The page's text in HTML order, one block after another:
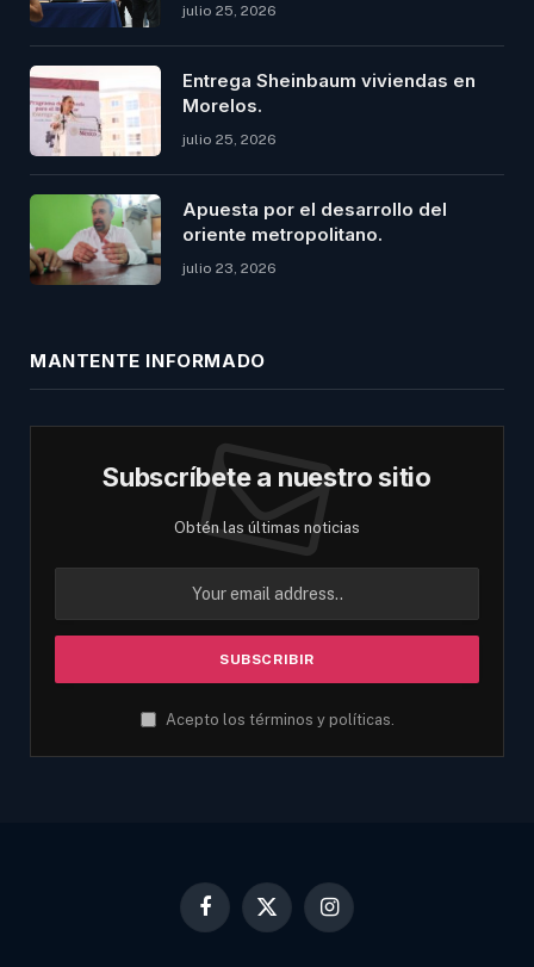
julio 25, 2026
Entrega Sheinbaum viviendas en
Morelos.
julio 25, 2026
Apuesta por el desarrollo del
oriente metropolitano.
julio 23, 2026
MANTENTE INFORMADO
Subscríbete a nuestro sitio
Obtén las últimas noticias
Acepto los términos y políticas.
Facebook
X
Instagram